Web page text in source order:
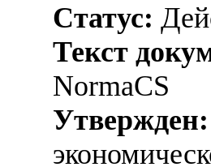
Статус:
Текст
NormaCS
Утвержден: